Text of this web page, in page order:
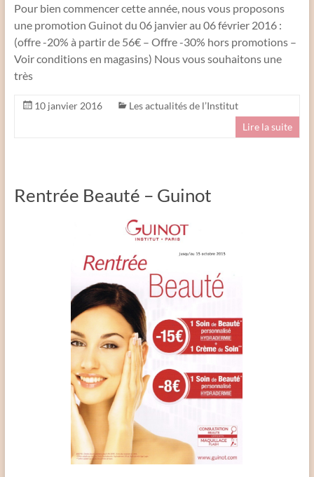
Pour bien commencer cette année, nous vous proposons
une promotion Guinot du 06 janvier au 06 février 2016 :
(offre -20% à partir de 56€ – Offre -30% hors promotions –
Voir conditions en magasins) Nous vous souhaitons une
très
10 janvier 2016
Les actualités de l’Institut
Lire la suite
Rentrée Beauté – Guinot